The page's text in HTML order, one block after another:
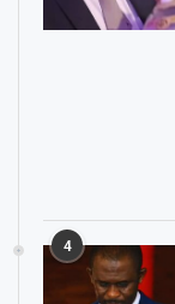
4